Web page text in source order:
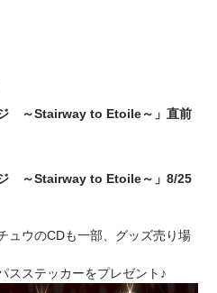
～Stairway to Etoile～」直前
～Stairway to Etoile～」8/25
ウのCDも一部、グッズ売り場
スステッカーをプレゼント♪